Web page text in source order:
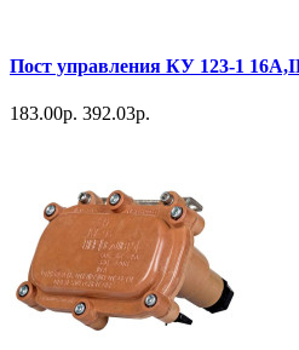
Пост управления КУ 123-1
183.00р. 392.03р.